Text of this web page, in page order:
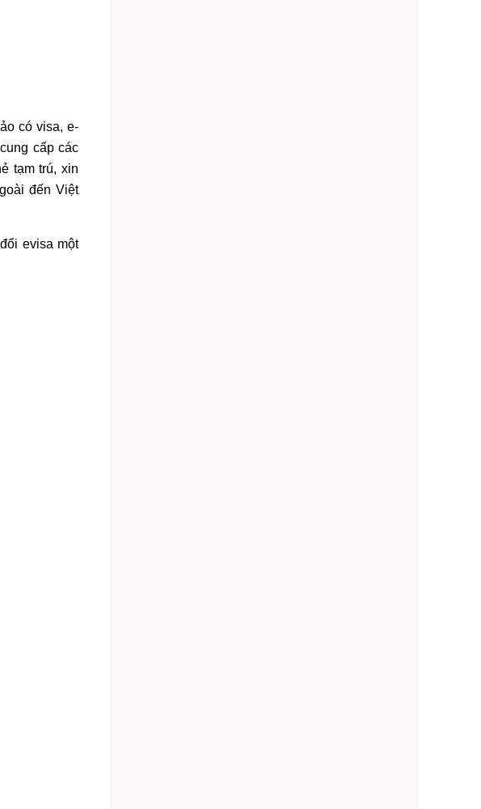
có visa, e-
cấp các
tạm trú, xin
đến Việt
evisa một